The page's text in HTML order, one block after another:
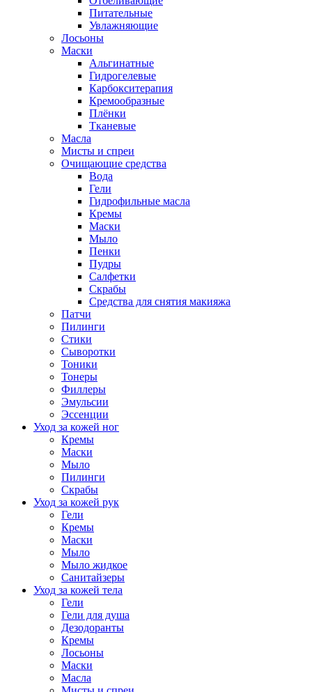
Питательные
Увлажняющие
Лосьоны
Маски
Альгинатные
Гидрогелевые
Карбокситерапия
Кремообразные
Плёнки
Тканевые
Масла
Мисты и спреи
Очищающие средства
Вода
Гели
Гидрофильные масла
Кремы
Маски
Мыло
Пенки
Пудры
Салфетки
Скрабы
Средства для снятия макияжа
Патчи
Пилинги
Стики
Сыворотки
Тоники
Тонеры
Филлеры
Эмульсии
Эссенции
Уход за кожей ног
Кремы
Маски
Мыло
Пилинги
Скрабы
Уход за кожей рук
Гели
Кремы
Маски
Мыло
Мыло жидкое
Санитайзеры
Уход за кожей тела
Гели
Гели для душа
Дезодоранты
Кремы
Лосьоны
Маски
Масла